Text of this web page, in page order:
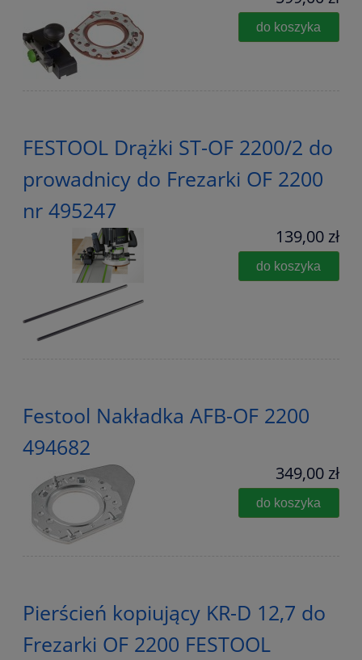
do koszyka
FESTOOL Drążki ST-OF 2200/2 do
prowadnicy do Frezarki OF 2200
nr 495247
139,00 zł
do koszyka
Festool Nakładka AFB-OF 2200
494682
349,00 zł
do koszyka
Pierścień kopiujący KR-D 12,7 do
Frezarki OF 2200 FESTOOL